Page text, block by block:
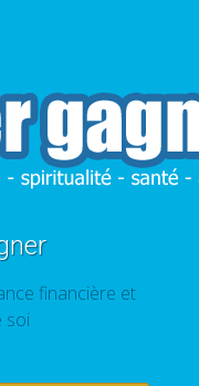
financière et
soi